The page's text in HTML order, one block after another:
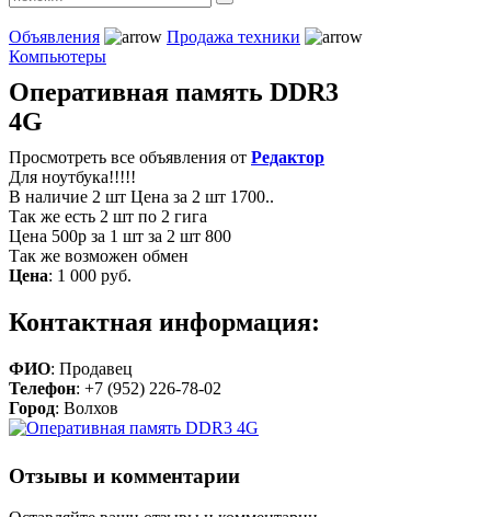
Объявления
Продажа техники
Компьютеры
Оперативная память DDR3
4G
Просмотреть все объявления от Редактор
Для ноутбука!!!!!
В наличие 2 шт Цена за 2 шт 1700..
Так же есть 2 шт по 2 гига
Цена 500р за 1 шт за 2 шт 800
Так же возможен обмен
Цена: 1 000 руб.
Контактная информация:
ФИО: Продавец
Телефон: +7 (952) 226-78-02
Город: Волхов
Отзывы и комментарии